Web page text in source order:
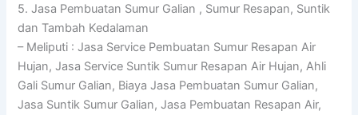
5. Jasa Pembuatan Sumur Galian , Sumur Resapan, Suntik
dan Tambah Kedalaman
– Meliputi : Jasa Service Pembuatan Sumur Resapan Air
Hujan, Jasa Service Suntik Sumur Resapan Air Hujan, Ahli
Gali Sumur Galian, Biaya Jasa Pembuatan Sumur Galian,
Jasa Suntik Sumur Galian, Jasa Pembuatan Resapan Air,